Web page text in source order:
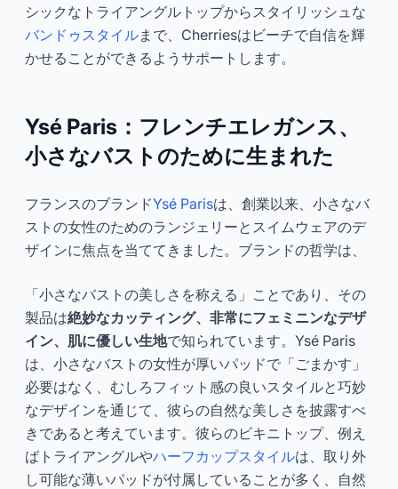
シックなトライアングルトップからスタイリッシュな
バンドゥスタイルまで、Cherriesはビーチで自信を輝
かせることができるようサポートします。
Ysé Paris：フレンチエレガンス、
小さなバストのために生まれた
フランスのブランドYsé Parisは、創業以来、小さなバ
ストの女性のためのランジェリーとスイムウェアのデ
ザインに焦点を当ててきました。ブランドの哲学は、
「小さなバストの美しさを称える」ことであり、その
製品は絶妙なカッティング、非常にフェミニンなデザ
イン、肌に優しい生地で知られています。Ysé Paris
は、小さなバストの女性が厚いパッドで「ごまかす」
必要はなく、むしろフィット感の良いスタイルと巧妙
なデザインを通じて、彼らの自然な美しさを披露すべ
きであると考えています。彼らのビキニトップ、例え
ばトライアングルやハーフカップスタイルは、取り外
し可能な薄いパッドが付属していることが多く、自然